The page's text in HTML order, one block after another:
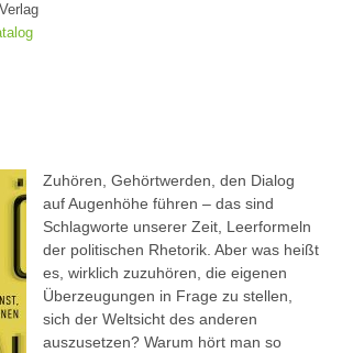
Zuhören, Gehörtwerden, den Dialog
auf Augenhöhe führen – das sind
Schlagworte unserer Zeit, Leerformeln
der politischen Rhetorik. Aber was heißt
es, wirklich zuzuhören, die eigenen
Überzeugungen in Frage zu stellen,
sich der Weltsicht des anderen
auszusetzen? Warum hört man so